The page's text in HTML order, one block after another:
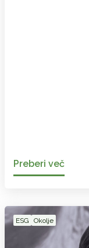
Preberi več
ESG Okolje